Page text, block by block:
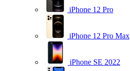
iPhone 12 Pro
iPhone 12 Pro Max
iPhone SE 2022